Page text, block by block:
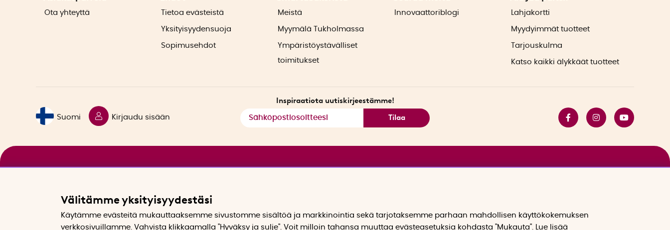
Ota yhteyttä Tietoa evästeistä
Yksityisyydensuoja
Sopimusehdot
Meistä
Myymälä Tukholmassa
Ympäristöystävälliset
toimitukset
Innovaattoriblogi Lahjakortti
Myydyimmät tuotteet
Tarjouskulma
Katso kaikki älykkäät tuotteet
Suomi Kirjaudu sisään
Inspiraatiota uutiskirjeestämme!
Tilaa
Välitämme yksityisyydestäsi
Käytämme evästeitä mukauttaaksemme sivustomme sisältöä ja markkinointia sekä tarjotaksemme parhaan mahdollisen käyttökokemuksen
verkkosivuillamme. Vahvista klikkaamalla "Hyväksy ja sulje". Voit milloin tahansa muuttaa evästeasetuksia kohdasta "Mukauta". Lue lisää